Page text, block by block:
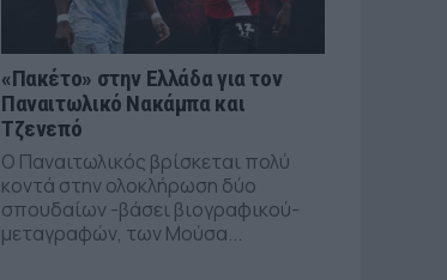
«Πακέτο» στην Ελλάδα για τον
Παναιτωλικό Νακάμπα και
Τζενεπό
Ο Παναιτωλικός βρίσκεται πολύ
κοντά στην ολοκλήρωση δύο
σπουδαίων -βάσει βιογραφικού-
μεταγραφών, των Μούσα...